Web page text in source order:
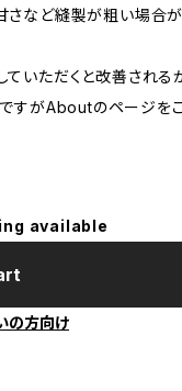
など縫製が粗い場合
いただくと改善される
すがAboutのページをご
available
の方向け